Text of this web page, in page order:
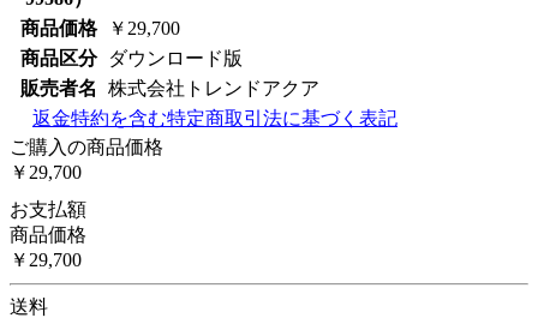
商品価格
￥29,700
商品区分
ダウンロード版
販売者名
株式会社トレンドアクア
返金特約を含む特定商取引法に基づく表記
ご購入の商品価格
￥29,700
お支払額
商品価格
￥29,700
送料